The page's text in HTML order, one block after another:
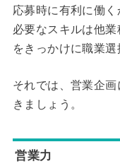
応募時に有利に働
必要なスキルは他
をきっかけに職業選
それでは、営業企
きましょう。
営業力